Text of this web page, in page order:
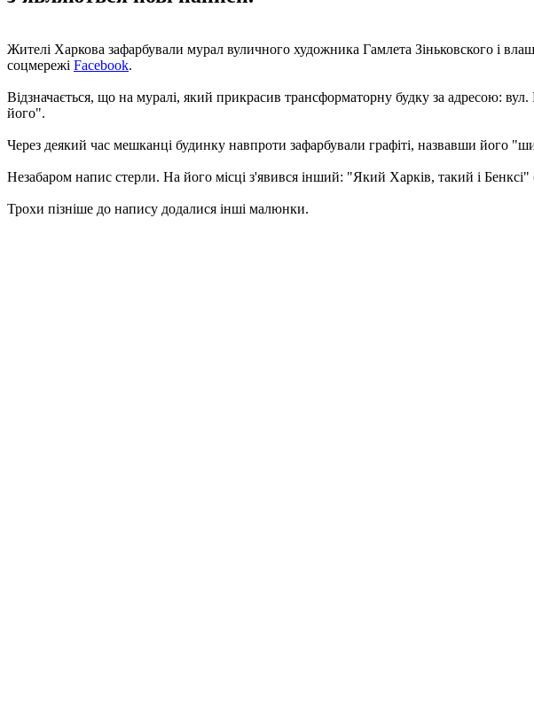
Жителі Харкова зафарбували мурал вуличного художника Гамлета Зіньковского і
соцмережі Facebook.
Відзначається, що на муралі, який прикрасив трансформаторну будку за адресою:
його".
Через деякий час мешканці будинку навпроти зафарбували графіті, назвавши його
Незабаром напис стерли. На його місці з'явився інший: "Який Харків, такий і
Трохи пізніше до напису додалися інші малюнки.